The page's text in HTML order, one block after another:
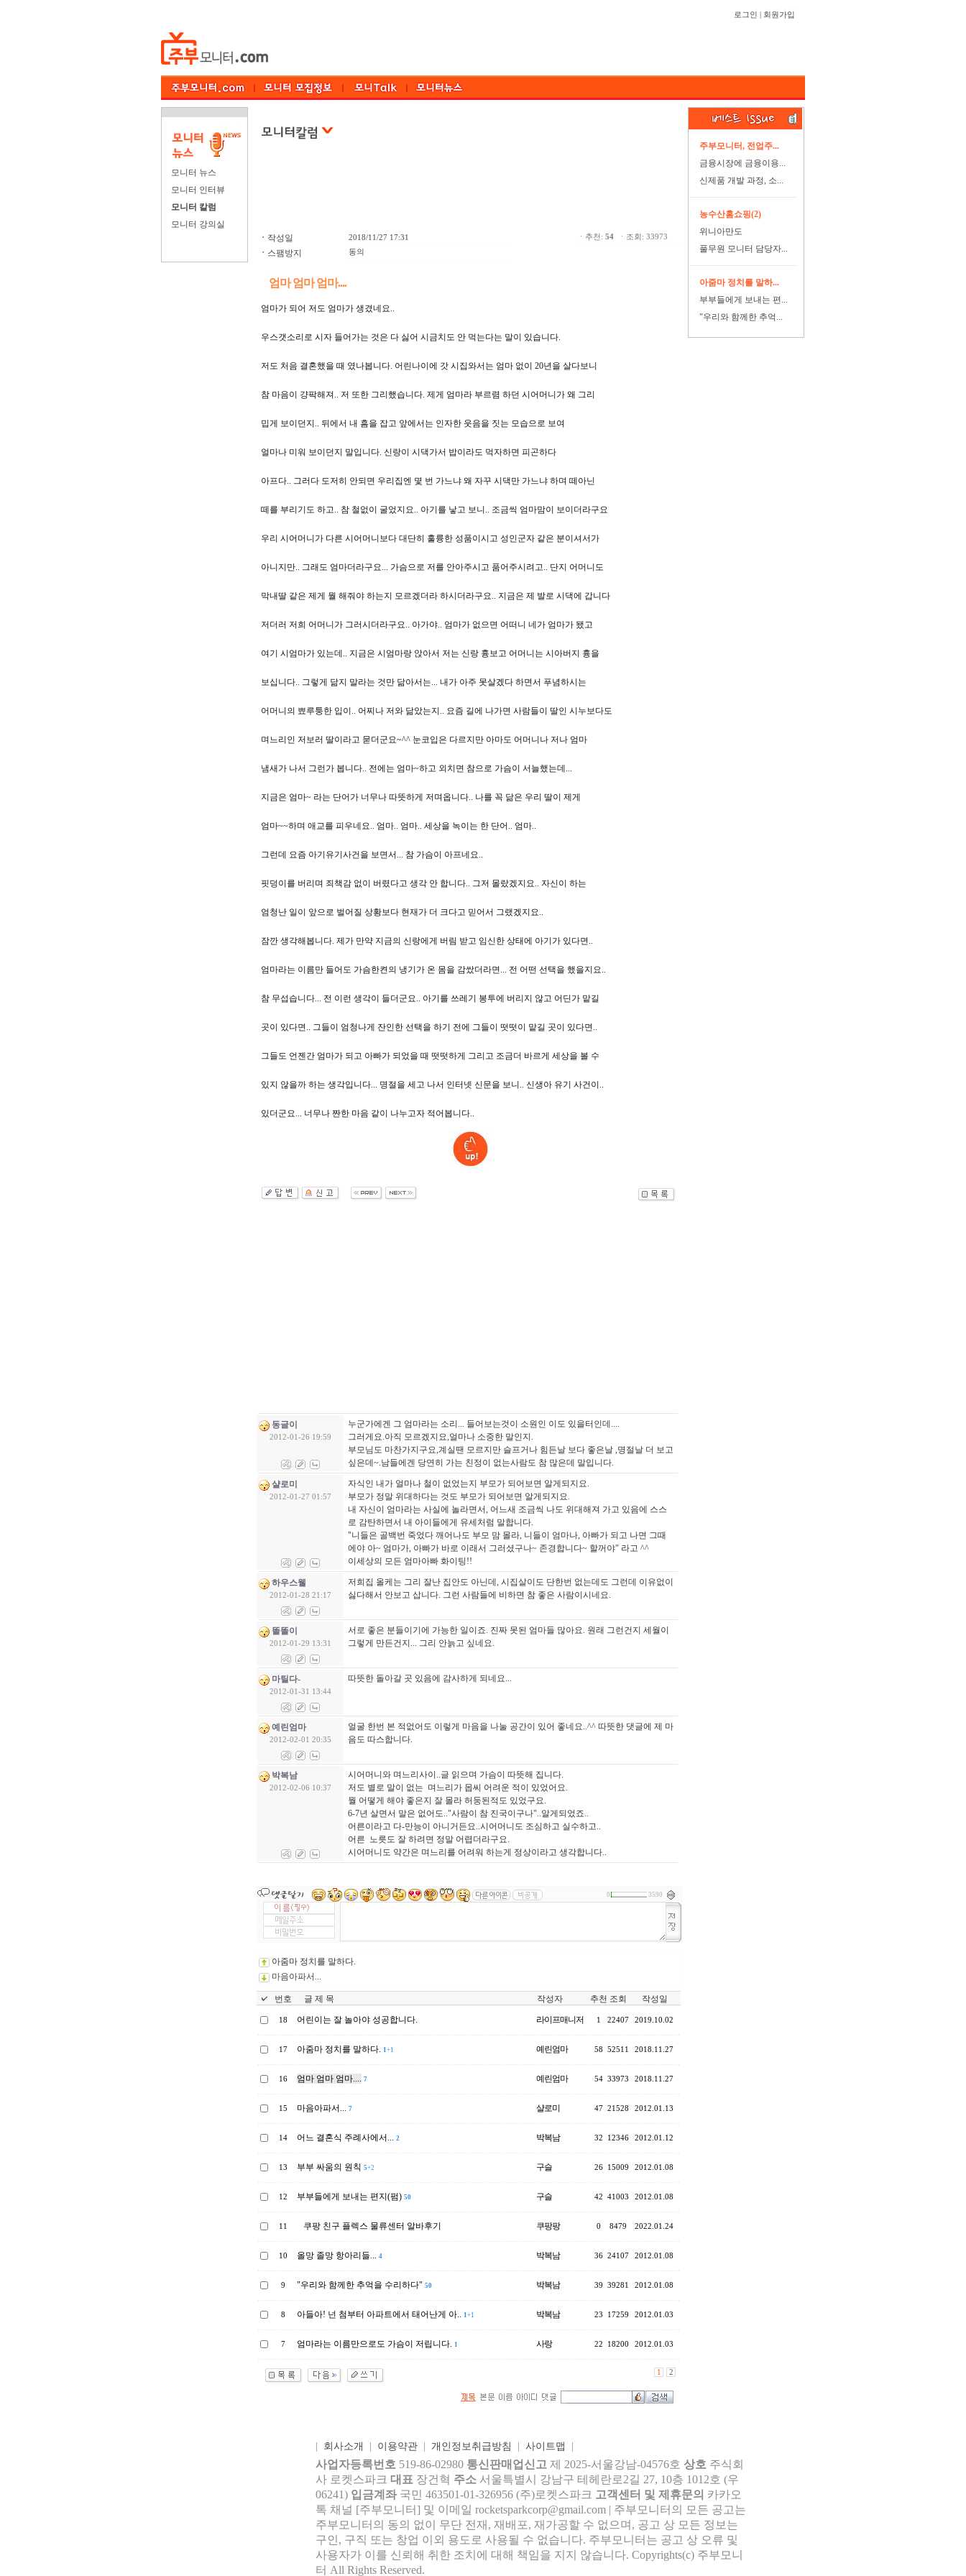
로그인 회원가입
모니터 뉴스
모니터 인터뷰
모니터 칼럼
모니터 강의실
ㆍ 작성일 2018/11/27 17:31
ㆍ 스팸방지 동의
ㆍ추천: 54 ㆍ조회: 33973
엄마 엄마 엄마....
엄마가 되어 저도 엄마가 생겼네요..
우스갯소리로 시자 들어가는 것은 다 싫어 시금치도 안 먹는다는 말이 있습니다.
저도 처음 결혼했을 때 였나봅니다. 어린나이에 갓 시집와서는 엄마 없이 20년을 살다보니
참 마음이 걍팍해져.. 저 또한 그리했습니다. 제게 엄마라 부르렴 하던 시어머니가 왜 그리
밉게 보이던지.. 뒤에서 내 흠을 잡고 앞에서는 인자한 웃음을 짓는 모습으로 보여
얼마나 미워 보이던지 말입니다. 신랑이 시댁가서 밥이라도 먹자하면 피곤하다
아프다.. 그러다 도저히 안되면 우리집엔 몇 번 가느냐 왜 자꾸 시댁만 가느냐 하며 떼아닌
떼를 부리기도 하고.. 참 철없이 굴었지요.. 아기를 낳고 보니.. 조금씩 엄마맘이 보이더라구요
우리 시어머니가 다른 시어머니보다 대단히 훌륭한 성품이시고 성인군자 같은 분이셔서가
아니지만.. 그래도 엄마더라구요... 가슴으로 저를 안아주시고 품어주시려고.. 단지 어머니도
막내딸 같은 제게 뭘 해줘야 하는지 모르겠더라 하시더라구요.. 지금은 제 발로 시댁에 갑니다
저더러 저희 어머니가 그러시더라구요.. 아가야.. 엄마가 없으면 어떠니 네가 엄마가 됐고
여기 시엄마가 있는데.. 지금은 시엄마랑 앉아서 저는 신랑 흉보고 어머니는 시아버지 흉을
보십니다.. 그렇게 닮지 말라는 것만 닮아서는... 내가 아주 못살겠다 하면서 푸념하시는
어머니의 뾰루퉁한 입이.. 어찌나 저와 닮았는지.. 요즘 길에 나가면 사람들이 딸인 시누보다도
며느리인 저보러 딸이라고 묻더군요~^^ 눈코입은 다르지만 아마도 어머니나 저나 엄마
냄새가 나서 그런가 봅니다.. 전에는 엄마~하고 외치면 참으로 가슴이 서늘했는데...
지금은 엄마~ 라는 단어가 너무나 따뜻하게 저며옵니다.. 나를 꼭 닮은 우리 딸이 제게
엄마~~하며 애교를 피우네요.. 엄마.. 엄마.. 세상을 녹이는 한 단어.. 엄마..
그런데 요즘 아기유기사건을 보면서... 참 가슴이 아프네요..
핏덩이를 버리며 죄책감 없이 버렸다고 생각 안 합니다.. 그저 몰랐겠지요.. 자신이 하는
엄청난 일이 앞으로 벌어질 상황보다 현재가 더 크다고 믿어서 그랬겠지요..
잠깐 생각해봅니다. 제가 만약 지금의 신랑에게 버림 받고 임신한 상태에 아기가 있다면..
엄마라는 이름만 들어도 가슴한켠의 냉기가 온 몸을 감쌌더라면... 전 어떤 선택을 했을지요..
참 무섭습니다... 전 이런 생각이 들더군요.. 아기를 쓰레기 봉투에 버리지 않고 어딘가 맡길
곳이 있다면.. 그들이 엄청나게 잔인한 선택을 하기 전에 그들이 떳떳이 맡길 곳이 있다면..
그들도 언젠간 엄마가 되고 아빠가 되었을 때 떳떳하게 그리고 조금더 바르게 세상을 볼 수
있지 않을까 하는 생각입니다... 명절을 세고 나서 인터넷 신문을 보니.. 신생아 유기 사건이..
있더군요... 너무나 짠한 마음 같이 나누고자 적어봅니다..
동글이
2012-01-26 19:59
누군가에겐 그 엄마라는 소리... 들어보는것이 소원인 이도 있을터인데....
그러게요.아직 모르겠지요,얼마나 소중한 말인지.
부모님도 마찬가지구요,계실땐 모르지만 슬프거나 힘든날 보다 좋은날 ,명절날 더 보고
싶은데~.남들에겐 당연히 가는 친정이 없는사람도 참 많은데 말입니다.
샬로미
2012-01-27 01:57
자식인 내가 얼마나 철이 없었는지 부모가 되어보면 알게되지요.
부모가 정말 위대하다는 것도 부모가 되어보면 알게되지요.
내 자신이 엄마라는 사실에 놀라면서, 어느새 조금씩 나도 위대해져 가고 있음에 스스
로 감탄하면서 내 아이들에게 유세처럼 말합니다.
"니들은 골백번 죽었다 깨어나도 부모 맘 몰라, 니들이 엄마나, 아빠가 되고 나면 그때
에야 아~ 엄마가, 아빠가 바로 이래서 그러셨구나~ 존경합니다~ 할꺼야" 라고 ^^
이세상의 모든 엄마아빠 화이팅!!
하우스웰
2012-01-28 21:17
저희집 올케는 그리 잘난 집안도 아닌데, 시집살이도 단한번 없는데도 그런데 이유없이
싫다해서 안보고 삽니다. 그런 사람들에 비하면 참 좋은 사람이시네요.
똘똘이
2012-01-29 13:31
서로 좋은 분들이기에 가능한 일이죠. 진짜 못된 엄마들 많아요. 원래 그런건지 세월이
그렇게 만든건지... 그리 안늙고 싶네요.
마틸다-
2012-01-31 13:44
따뜻한 돌아갈 곳 있음에 감사하게 되네요...
예린엄마
2012-02-01 20:35
얼굴 한번 본 적없어도 이렇게 마음을 나눌 공간이 있어 좋네요..^^ 따뜻한 댓글에 제 마
음도 따스합니다.
박복남
2012-02-06 10:37
시어머니와 며느리사이..글 읽으며 가슴이 따뜻해 집니다.
저도 별로 말이 없는 며느리가 몹씨 어려운 적이 있었어요.
뭘 어떻게 해야 좋은지 잘 몰라 허둥된적도 있었구요.
6-7년 살면서 말은 없어도.."사람이 참 진국이구나"..알게되었죠..
어른이라고 다-만능이 아니거든요..시어머니도 조심하고 실수하고..
어른 노릇도 잘 하려면 정말 어렵더라구요.
시어머니도 약간은 며느리를 어려워 하는게 정상이라고 생각합니다..
0 3590
아줌마 정치를 말하다.
마음아파서...
번호 글 제 목 작성자 추천 조회 작성일
18 어린이는 잘 놀아야 성공합니다. 라이프매니저 1 22407 2019.10.02
17 아줌마 정치를 말하다. 1+1 예린엄마 58 52511 2018.11.27
16 엄마 엄마 엄마.... 7 예린엄마 54 33973 2018.11.27
15 마음아파서... 7 샬로미 47 21528 2012.01.13
14 어느 결혼식 주례사에서... 2 박복남 32 12346 2012.01.12
13 부부 싸움의 원칙 5+2 구슬 26 15009 2012.01.08
12 부부들에게 보내는 편지(펌) 50 구슬 42 41003 2012.01.08
11 쿠팡 친구 플렉스 물류센터 알바후기 쿠팡팡 0 8479 2022.01.24
10 올망 졸망 항아리들... 4 박복남 36 24107 2012.01.08
9 "우리와 함께한 추억을 수리하다" 50 박복남 39 39281 2012.01.08
8 아들아! 넌 첨부터 아파트에서 태어난게 아.. 1+1 박복남 23 17259 2012.01.03
7 엄마라는 이름만으로도 가슴이 저립니다. 1 사랑 22 18200 2012.01.03
1 2
주부모니터, 전업주...
금융시장에 금융이용...
신제품 개발 과정, 소...
농수산홈쇼핑(2)
위니아만도
풀무원 모니터 담당자...
아줌마 정치를 말하...
부부들에게 보내는 편...
"우리와 함께한 추억...
회사소개 이용약관| 개인정보취급방침 사이트맵
사업자등록번호 519-86-02980 통신판매업신고 제 2025-서울강남-04576호 상호 주식회
사 로켓스파크 대표 장건혁 주소 서울특별시 강남구 테헤란로2길 27, 10층 1012호 (우
06241) 입금계좌 국민 463501-01-326956 (주)로켓스파크 고객센터 및 제휴문의 카카오
톡 채널 [주부모니터] 및 이메일 rocketsparkcorp@gmail.com | 주부모니터의 모든 공고는
주부모니터의 동의 없이 무단 전재, 재배포, 재가공할 수 없으며, 공고 상 모든 정보는
구인, 구직 또는 창업 이외 용도로 사용될 수 없습니다. 주부모니터는 공고 상 오류 및
사용자가 이를 신뢰해 취한 조치에 대해 책임을 지지 않습니다. Copyrights(c) 주부모니
터 All Rights Reserved.